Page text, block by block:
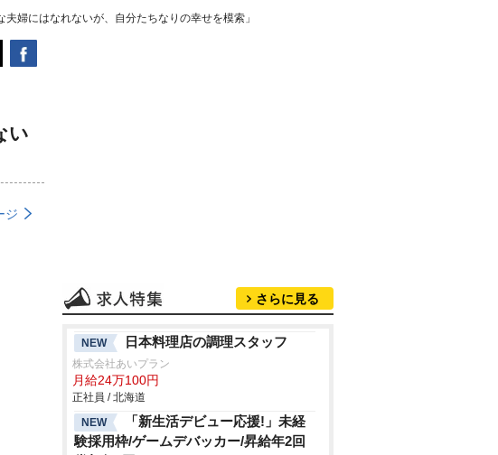
婦にはなれないが、自分たちなりの幸せを模索」
い
ジ
さらに見る
NEW 日本料理店の調理スタッフ
株式会社あいプラン
月給24万100円
正社員 / 北海道
NEW
「新生活デビュー応援!」未経
験採用枠/ゲームデバッカー/昇給年2回